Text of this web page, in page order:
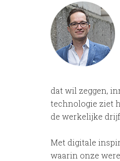
dat wil zeggen,
technologie ziet
de werkelijke
Met digitale
waarin onze